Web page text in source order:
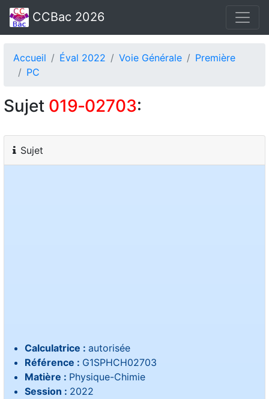
CCBac 2026
Accueil Éval 2022 Voie Générale
Première
PC
Sujet 019‑02703:
Sujet
Calculatrice : autorisée
Référence : G1SPHCH02703
Matière : Physique-Chimie
Session : 2022